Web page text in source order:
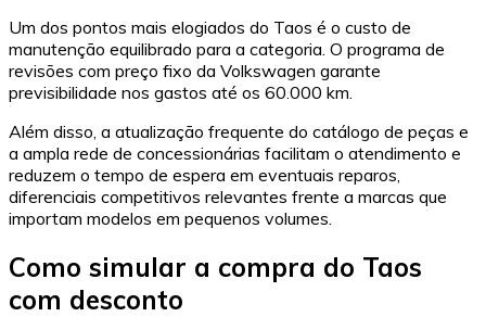
Um dos pontos mais elogiados do Taos é o custo de
manutenção equilibrado para a categoria. O programa de
revisões com preço fixo da Volkswagen garante
previsibilidade nos gastos até os 60.000 km.
Além disso, a atualização frequente do catálogo de peças e
a ampla rede de concessionárias facilitam o atendimento e
reduzem o tempo de espera em eventuais reparos,
diferenciais competitivos relevantes frente a marcas que
importam modelos em pequenos volumes.
Como simular a compra do Taos
com desconto